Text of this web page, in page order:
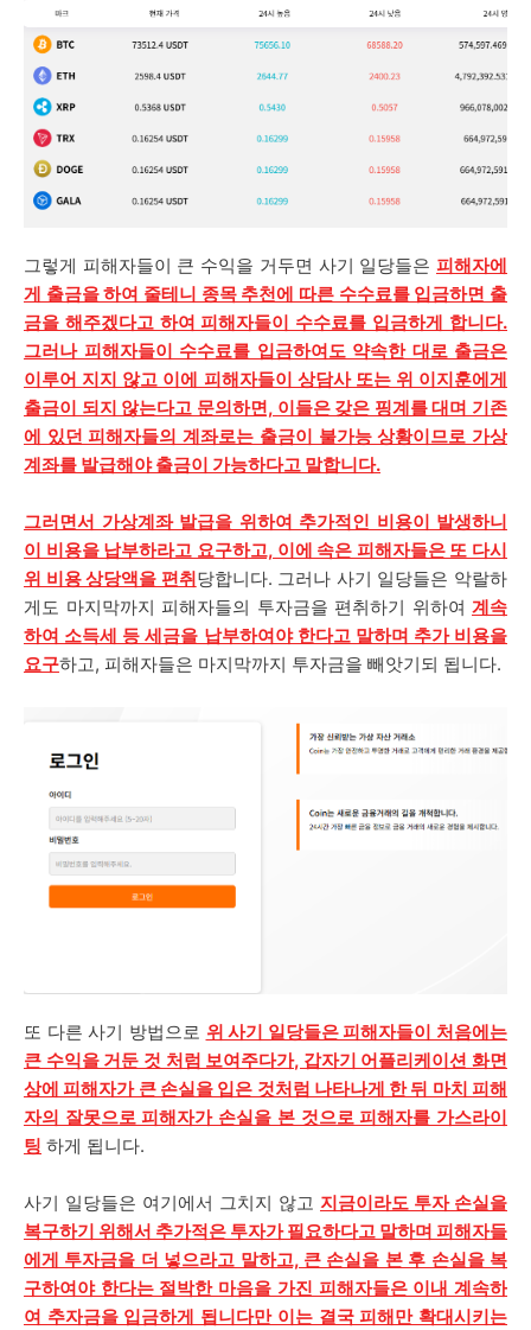
그렇게 피해자들이 큰 수익을 거두면 사기 일당들은 피해자에
게 출금을 하여 줄테니 종목 추천에 따른 수수료를 입금하면 출
금을 해주겠다고 하여 피해자들이 수수료를 입금하게 합니다.
그러나 피해자들이 수수료를 입금하여도 약속한 대로 출금은
이루어 지지 않고 이에 피해자들이 상담사 또는 위 이지훈에게
출금이 되지 않는다고 문의하면, 이들은 갖은 핑계를 대며 기존
에 있던 피해자들의 계좌로는 출금이 불가능 상황이므로 가상
계좌를 발급해야 출금이 가능하다고 말합니다.
그러면서 가상계좌 발급을 위하여 추가적인 비용이 발생하니
이 비용을 납부하라고 요구하고, 이에 속은 피해자들은 또 다시
위 비용 상당액을 편취당합니다. 그러나 사기 일당들은 악랄하
게도 마지막까지 피해자들의 투자금을 편취하기 위하여 계속
하여 소득세 등 세금을 납부하여야 한다고 말하며 추가 비용을
요구하고, 피해자들은 마지막까지 투자금을 빼앗기되 됩니다.
또 다른 사기 방법으로 위 사기 일당들은 피해자들이 처음에는
큰 수익을 거둔 것 처럼 보여주다가, 갑자기 어플리케이션 화면
상에 피해자가 큰 손실을 입은 것처럼 나타나게 한 뒤 마치 피해
자의 잘못으로 피해자가 손실을 본 것으로 피해자를 가스라이
팅 하게 됩니다.
사기 일당들은 여기에서 그치지 않고 지금이라도 투자 손실을
복구하기 위해서 추가적은 투자가 필요하다고 말하며 피해자들
에게 투자금을 더 넣으라고 말하고, 큰 손실을 본 후 손실을 복
구하여야 한다는 절박한 마음을 가진 피해자들은 이내 계속하
여 추자금을 입금하게 됩니다만 이는 결국 피해만 확대시키는